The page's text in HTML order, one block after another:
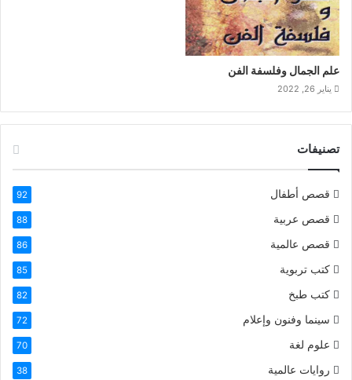
علم الجمال وفلسفة الفن
يناير 26, 2022
تصنيفات
قصص أطفال 92
قصص عربية 88
قصص عالمية 86
كتب تربوية 85
كتب طبخ 82
سينما وفنون وإعلام 72
علوم لغة 70
روايات عالمية 38